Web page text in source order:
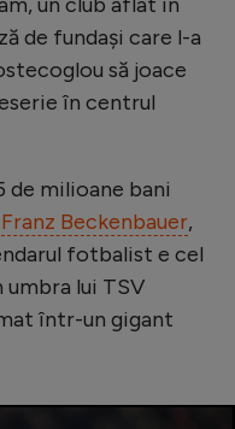
de fundași care l-a
să joace
în centrul
de milioane bani
Franz Beckenbauer,
fotbalist e cel
umbra lui TSV
într-un gigant